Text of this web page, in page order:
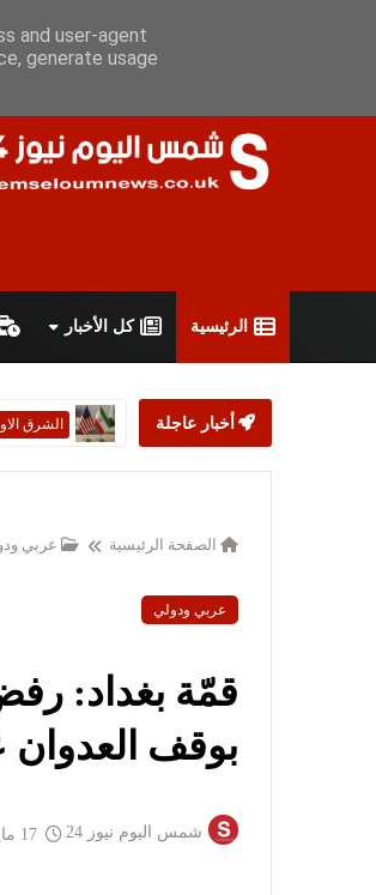
سياسة الخصوصية
الرئيسية كل الأخبار
أخبار عاجلة الشرق
الصفحة الرئيسية عربي
عربي ودولي
قمّة بغداد:
بوقف
شمس اليوم نيوز 24
and user-agent
generate usage